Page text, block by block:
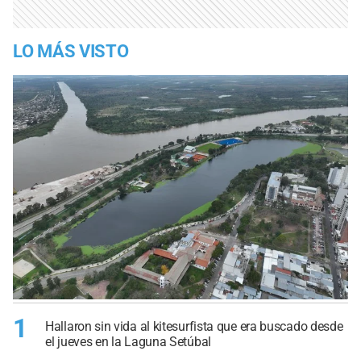
LO MÁS VISTO
1
Hallaron sin vida al kitesurfista que era buscado desde
el jueves en la Laguna Setúbal